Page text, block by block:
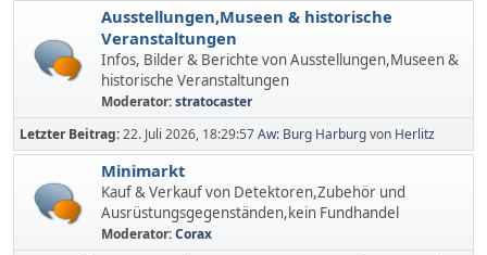
Ausstellungen,Museen & historische
Veranstaltungen
Infos, Bilder & Berichte von Ausstellungen,Museen &
historische Veranstaltungen
Moderator:stratocaster
Letzter Beitrag:22. Juli 2026, 18:29:57Aw: Burg Harburgvon Herlitz
Minimarkt
Kauf & Verkauf von Detektoren,Zubehör und
Ausrüstungsgegenständen,kein Fundhandel
Moderator:Corax